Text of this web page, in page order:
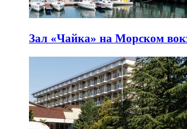
Зал «Чайка» на Морском